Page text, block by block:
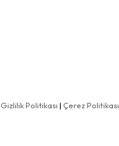
Gizlilik Politikası | Çerez Politikası